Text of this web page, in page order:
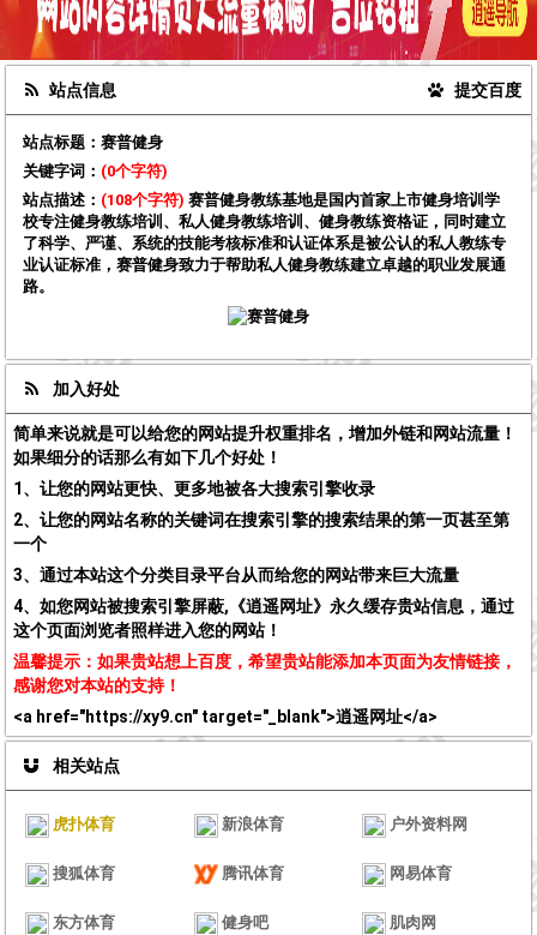
站点信息 提交百度
站点标题： 赛普健身
关键字词： (0个字符)
站点描述： (108个字符) 赛普健身教练基地是国内首家上市健身培训学
校专注健身教练培训、私人健身教练培训、健身教练资格证，同时建立
了科学、严谨、系统的技能考核标准和认证体系是被公认的私人教练专
业认证标准，赛普健身致力于帮助私人健身教练建立卓越的职业发展通
路。
加入好处
简单来说就是可以给您的网站提升权重排名，增加外链和网站流量！
如果细分的话那么有如下几个好处！
1、让您的网站更快、更多地被各大搜索引擎收录
2、让您的网站名称的关键词在搜索引擎的搜索结果的第一页甚至第
一个
3、通过本站这个分类目录平台从而给您的网站带来巨大流量
4、如您网站被搜索引擎屏蔽,《逍遥网址》永久缓存贵站信息，通过
这个页面浏览者照样进入您的网站！
温馨提示：如果贵站想上百度，希望贵站能添加本页面为友情链接，
感谢您对本站的支持！
<a href="https://xy9.cn" target="_blank">逍遥网址</a>
相关站点
虎扑体育 新浪体育 户外资料网
搜狐体育 腾讯体育 网易体育
东方体育 健身吧 肌肉网